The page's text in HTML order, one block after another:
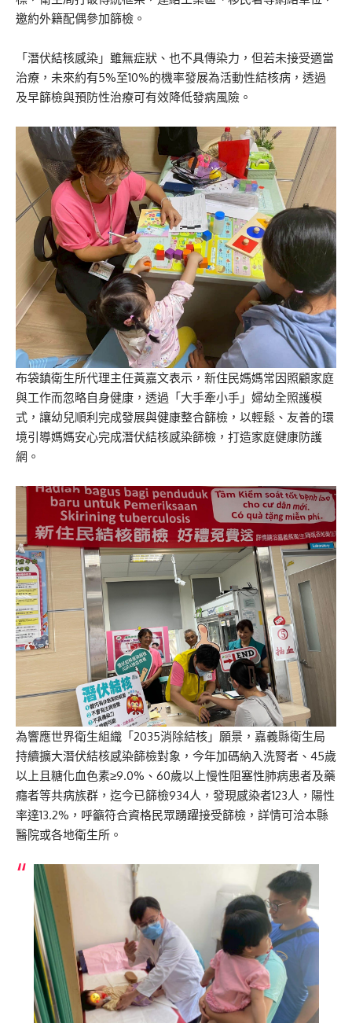
邀約外籍配偶參加篩檢。
「潛伏結核感染」雖無症狀、也不具傳染力，但若未接受適當
治療，未來約有5%至10%的機率發展為活動性結核病，透過
及早篩檢與預防性治療可有效降低發病風險。
布袋鎮衛生所代理主任黃嘉文表示，新住民媽媽常因照顧家庭
與工作而忽略自身健康，透過「大手牽小手」婦幼全照護模
式，讓幼兒順利完成發展與健康整合篩檢，以輕鬆、友善的環
境引導媽媽安心完成潛伏結核感染篩檢，打造家庭健康防護
網。
為響應世界衛生組織「2035消除結核」願景，嘉義縣衛生局
持續擴大潛伏結核感染篩檢對象，今年加碼納入洗腎者、45歲
以上且糖化血色素≥9.0%、60歲以上慢性阻塞性肺病患者及藥
癮者等共病族群，迄今已篩檢934人，發現感染者123人，陽性
率達13.2%，呼籲符合資格民眾踴躍接受篩檢，詳情可洽本縣
醫院或各地衛生所。